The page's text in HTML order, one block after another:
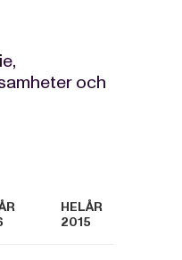
och
HELÅR
2015